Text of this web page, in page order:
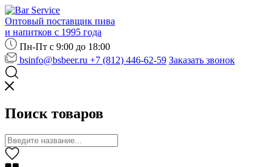
Оптовый поставщик пива
и напитков с 1995 года
Пн-Пт с 9:00 до 18:00
bsinfo@bsbeer.ru +7 (812) 446-62-59 Заказать звонок
Поиск товаров